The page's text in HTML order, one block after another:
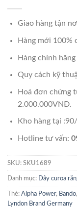
Giao hàng tận
Hàng mới 100%
Hàng chính
Quy cách kỹ
Hoá đơn chứng
2.000.000VNĐ.
Kho hàng tại
Hotline tư vấn:
SKU: SKU1689
Danh mục: Dây curoa
Thẻ: Alpha Power, Bando,
Lyndon Brand Germany